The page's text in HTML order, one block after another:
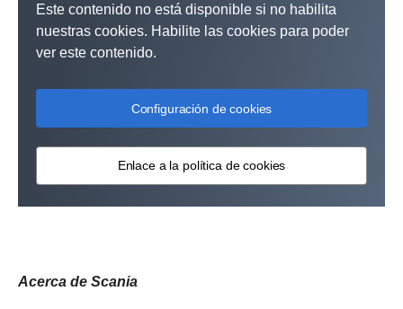
Este contenido no está disponible si no habilita
nuestras cookies. Habilite las cookies para poder
ver este contenido.
Configuración de cookies
Enlace a la política de cookies
Acerca de Scania